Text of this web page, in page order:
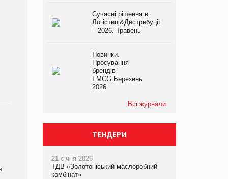
Сучасні рішення в
Логістиці&Дистрибуції
– 2026. Травень
Новинки.
Просування
брендів
FMCG.Березень
2026
Всі журнали
ТЕНДЕРИ
21 січня 2026
ТДВ «Золотоніський маслоробний
комбінат»